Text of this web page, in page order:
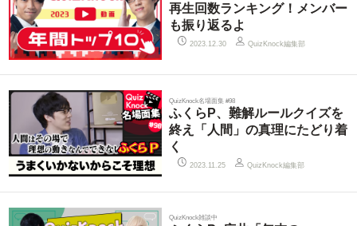
再生回数ランキング！メンバー
も振り返るよ
2023.12.30 QuizKnock編集部
QuizKnock名場面集 #98
ふくらP、難解ルールクイズを
終え「人間」の真理にたどり着
く
2023.11.25 QuizKnock編集部
QuizKnock雑談中